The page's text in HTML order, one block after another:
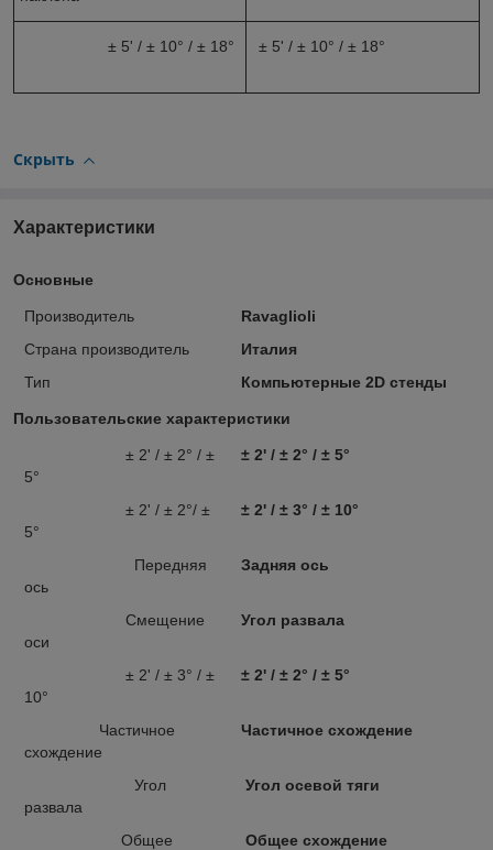
± 5' / ± 10° / ± 18° ± 5' / ± 10° / ± 18°
Скрыть
Характеристики
Основные
Производитель
Ravaglioli
Страна производитель
Италия
Тип
Компьютерные 2D стенды
Пользовательские характеристики
± 2' / ± 2° / ±
5°
± 2' / ± 2° / ± 5°
± 2' / ± 2°/ ±
5°
± 2' / ± 3° / ± 10°
Передняя
ось
Задняя ось
Смещение
оси
Угол развала
± 2' / ± 3° / ±
10°
± 2' / ± 2° / ± 5°
Частичное
схождение
Частичное схождение
Угол
развала
Угол осевой тяги
Общее
Общее схождение